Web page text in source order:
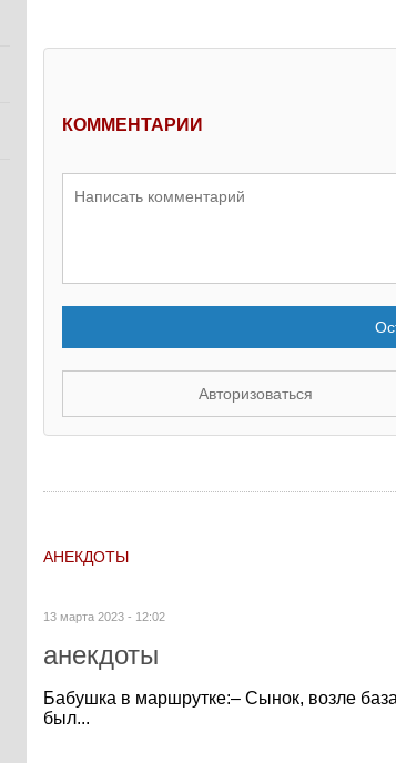
КОММЕНТАРИИ
Авторизоваться
АНЕКДОТЫ
13 марта 2023 - 12:02
анекдоты
Бабушка в маршрутке:– Сынок, возле
был...